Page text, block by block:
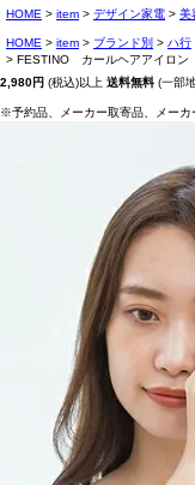
HOME item デザイン家電 美
HOME item ブランド別 ハ行
FESTINO カールヘアアイロン
2,980円 (税込)以上 送料無料 (一部
※予約品、メーカー取寄品、メーカ